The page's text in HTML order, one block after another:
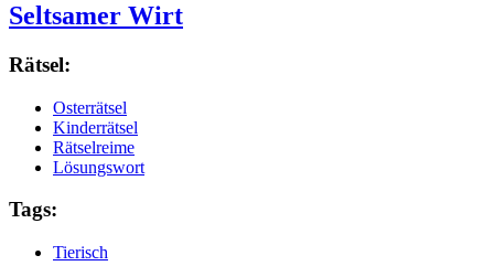
Seltsamer Wirt
Rätsel:
Osterrätsel
Kinderrätsel
Rätselreime
Lösungswort
Tags:
Tierisch